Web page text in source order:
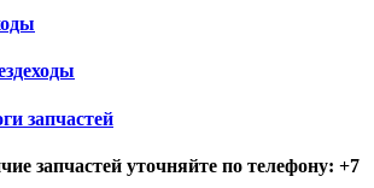
запчастей
запчастей уточняйте по телефону: +7